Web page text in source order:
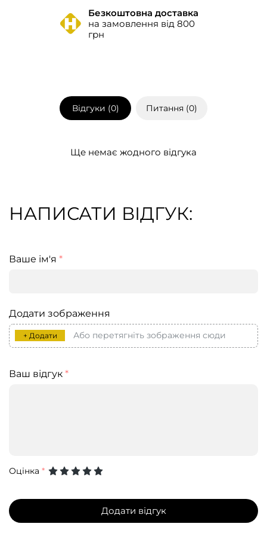
Безкоштовна доставка
на замовлення від 800
грн
Відгуки (0) Питання (0)
Ще немає жодного відгука
НАПИСАТИ ВІДГУК:
Ваше ім'я *
Додати зображення
+ Додати Або перетягніть зображення сюди
Ваш відгук *
Оцінка *
Додати відгук